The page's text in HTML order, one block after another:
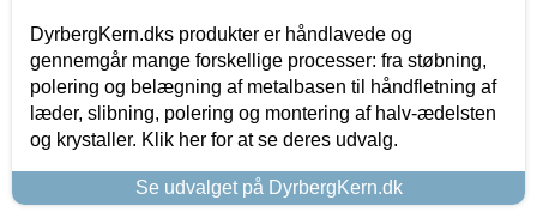
DyrbergKern.dks produkter er håndlavede og
gennemgår mange forskellige processer: fra støbning,
polering og belægning af metalbasen til håndfletning af
læder, slibning, polering og montering af halv-ædelsten
og krystaller. Klik her for at se deres udvalg.
Se udvalget på DyrbergKern.dk